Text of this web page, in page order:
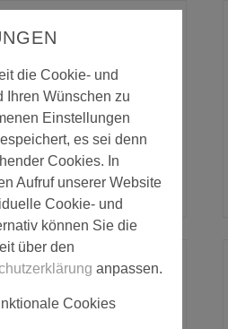
einzA EPS-Platte WLG 035,
weiß
die Cookie- und
Ihren Wünschen zu
Einstellungen
es sei denn
Cookies. In
Aufruf unserer Website
Cookie- und
können Sie die
über den
anpassen.
Cookies